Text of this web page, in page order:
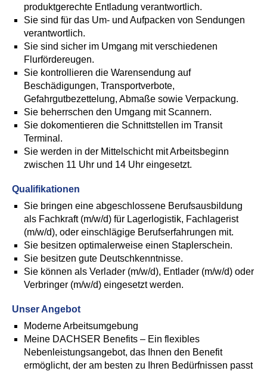
produktgerechte Entladung verantwortlich.
Sie sind für das Um- und Aufpacken von Sendungen
verantwortlich.
Sie sind sicher im Umgang mit verschiedenen
Flurfördereugen.
Sie kontrollieren die Warensendung auf
Beschädigungen, Transportverbote,
Gefahrgutbezettelung, Abmaße sowie Verpackung.
Sie beherrschen den Umgang mit Scannern.
Sie dokomentieren die Schnittstellen im Transit
Terminal.
Sie werden in der Mittelschicht mit Arbeitsbeginn
zwischen 11 Uhr und 14 Uhr eingesetzt.
Qualifikationen
Sie bringen eine abgeschlossene Berufsausbildung
als Fachkraft (m/w/d) für Lagerlogistik, Fachlagerist
(m/w/d), oder einschlägige Berufserfahrungen mit.
Sie besitzen optimalerweise einen Staplerschein.
Sie besitzen gute Deutschkenntnisse.
Sie können als Verlader (m/w/d), Entlader (m/w/d) oder
Verbringer (m/w/d) eingesetzt werden.
Unser Angebot
Moderne Arbeitsumgebung
Meine DACHSER Benefits – Ein flexibles
Nebenleistungsangebot, das Ihnen den Benefit
ermöglicht, der am besten zu Ihren Bedürfnissen passt